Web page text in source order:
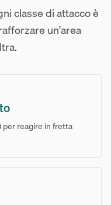
classe di attacco è
un'area
reagire in fretta